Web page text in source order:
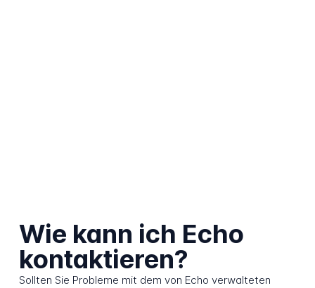
Wie kann ich Echo
kontaktieren?
Sollten Sie Probleme mit dem von Echo verwalteten